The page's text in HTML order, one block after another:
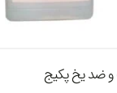
ضد یخ پکیج